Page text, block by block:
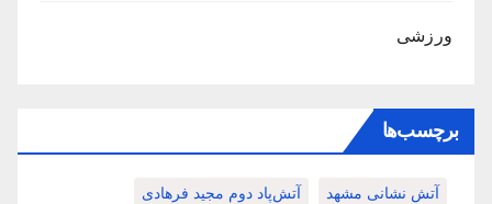
ورزشی
برچسب‌ها
آتش نشانی مشهد آتش‌پاد دوم مجید فرهادی